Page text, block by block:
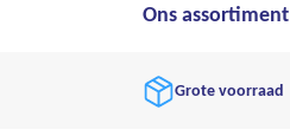
Ons assortiment
Grote voorraad